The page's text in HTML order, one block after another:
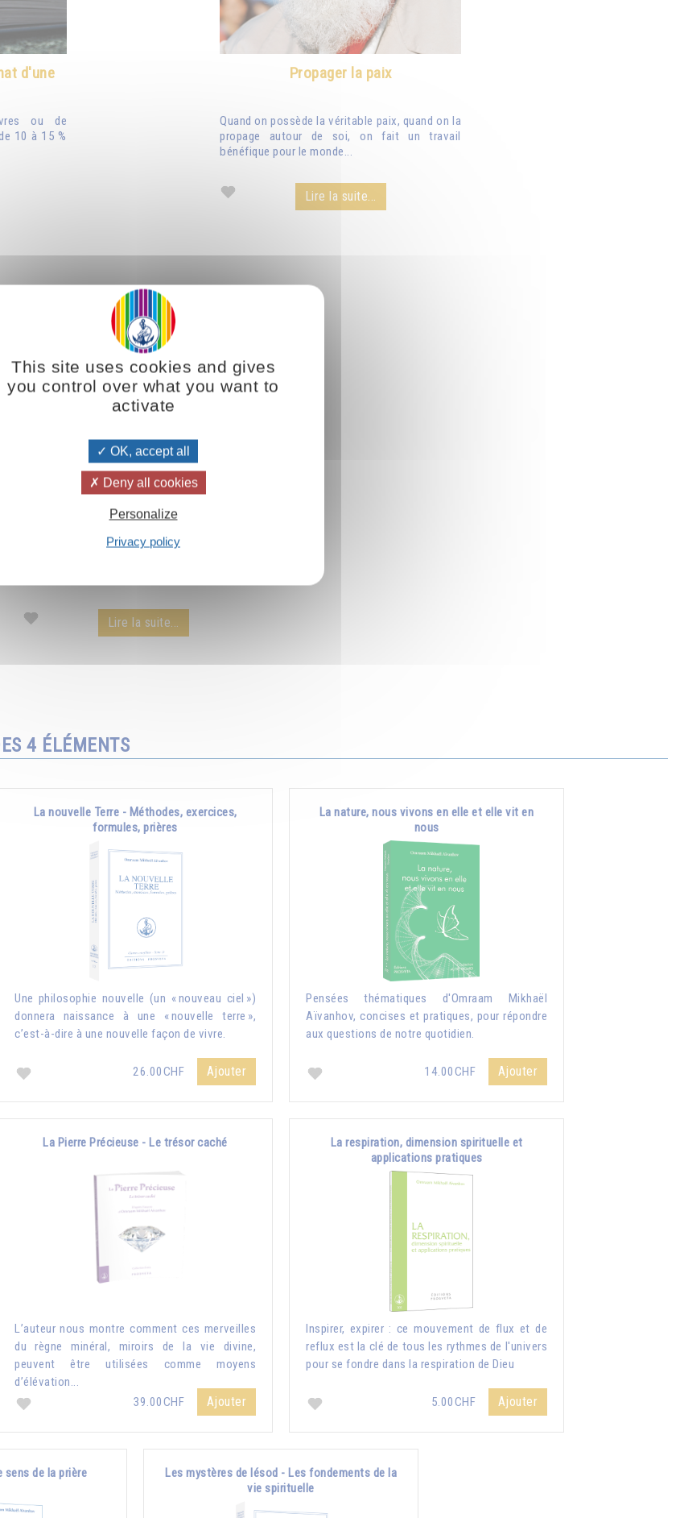
d'une
ou de
10 à 15 %
Propager la paix
Quand on possède la véritable paix, quand on la
propage autour de soi, on fait un travail
bénéfique pour le monde...
Lire la suite...
Les rayons du soleil
Le pouvoir extraordinaire des rayons du soleil
Lire la suite...
4 ÉLÉMENTS
La nouvelle Terre - Méthodes, exercices,
formules, prières
Une philosophie nouvelle (un « nouveau ciel »)
donnera naissance à une « nouvelle terre »,
c’est-à-dire à une nouvelle façon de vivre.
26.00CHF Ajouter
La nature, nous vivons en elle et elle vit en
nous
Pensées thématiques d'Omraam Mikhaël
Aïvanhov, concises et pratiques, pour répondre
aux questions de notre quotidien.
14.00CHF Ajouter
La Pierre Précieuse - Le trésor caché
L’auteur nous montre comment ces merveilles
du règne minéral, miroirs de la vie divine,
peuvent être utilisées comme moyens
d’élévation...
39.00CHF
Ajouter
La respiration, dimension spirituelle et
applications pratiques
Inspirer, expirer : ce mouvement de flux et de
reflux est la clé de tous les rythmes de l'univers
pour se fondre dans la respiration de Dieu
5.00CHF Ajouter
sens de la prière
Les mystères de Iésod - Les fondements de la
vie spirituelle
This site uses cookies and gives
you control over what you want to
activate
OK, accept all
Deny all cookies
Personalize
Privacy policy